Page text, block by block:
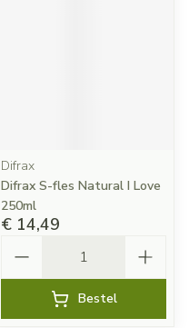
Difrax
Difrax S-fles Natural I Love
250ml
€ 14,49
Bestel